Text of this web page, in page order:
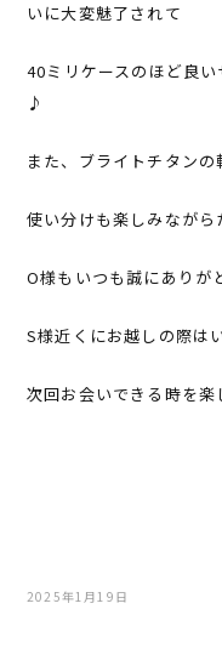
いに大変魅了されて
40ミリケースのほど良
♪
また、ブライトチタンの
使い分けも楽しみなが
O様もいつも誠にありが
S様近くにお越しの際は
次回お会いできる時を
2025年1月19日